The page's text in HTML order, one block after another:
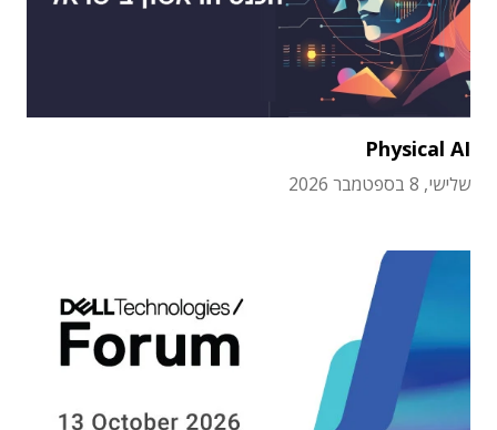
Physical AI
שלישי, 8 בספטמבר 2026